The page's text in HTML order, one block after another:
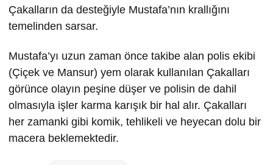
Çakalların da desteğiyle Mustafa’nın krallığını
temelinden sarsar.
Mustafa’yı uzun zaman önce takibe alan polis ekibi
(Çiçek ve Mansur) yem olarak kullanılan Çakalları
görünce olayın peşine düşer ve polisin de dahil
olmasıyla işler karma karışık bir hal alır. Çakalları
her zamanki gibi komik, tehlikeli ve heyecan dolu bir
macera beklemektedir.